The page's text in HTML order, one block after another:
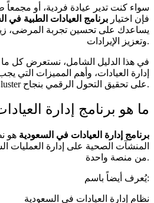
سواء كنت تدير عيادة فردية، أو مجمعاً
فإن اختيار برنامج العيادات الطبية في
يساعدك على تحسين تجربة المرضى،
وتعزيز الإيرادات.
في هذا الدليل الشامل، نستعرض كل
إدارة العيادات، وأهم المميزات التي
يساعدك Health Cluster على تحقيق التحول الرقمي بنجاح.
ما هو برنامج إدارة
برنامج إدارة العيادات في السعودية هو
المنشآت الصحية على إدارة العمليات
من منصة واحدة.
يُعرف أيضاً باسم:
نظام إدارة العيادات في السعودية